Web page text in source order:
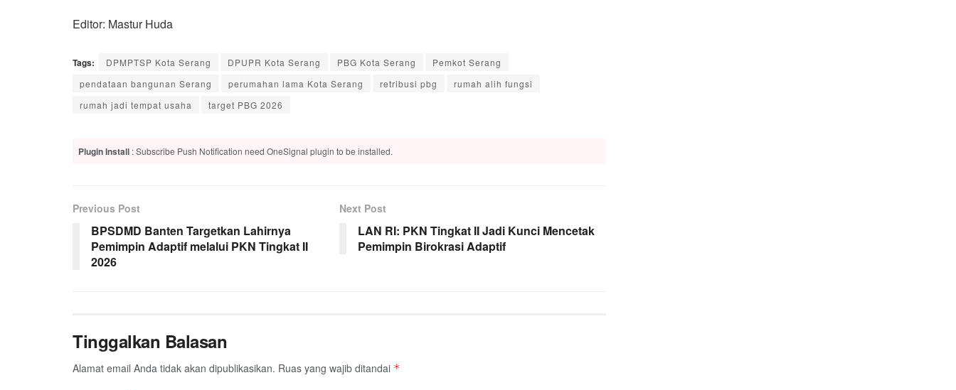
Editor: Mastur Huda
Tags: DPMPTSP Kota Serang DPUPR Kota Serang PBG Kota Serang
Pemkot Serang
pendataan bangunan Serang
perumahan lama Kota Serang retribusi pbg
rumah alih fungsi
rumah jadi tempat usaha
target PBG 2026
Plugin Install : Subscribe Push Notification need OneSignal plugin to be installed.
Previous Post
BPSDMD Banten Targetkan Lahirnya
Pemimpin Adaptif melalui PKN Tingkat II
2026
Next Post
LAN RI: PKN Tingkat II Jadi Kunci Mencetak
Pemimpin Birokrasi Adaptif
Tinggalkan Balasan
Alamat email Anda tidak akan dipublikasikan. Ruas yang wajib ditandai *